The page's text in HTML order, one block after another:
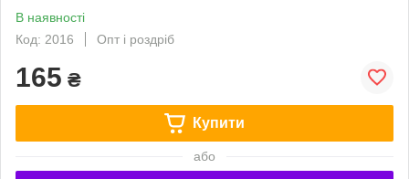
В наявності
Код: 2016
Опт і роздріб
165 ₴
Купити
або